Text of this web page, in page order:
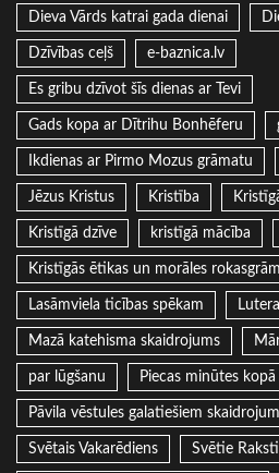
Dieva Vārds katrai gada dienai
Dzīvības ceļš e-baznica.lv
Es gribu dzīvot šīs dienas ar Tevi
Gads kopa ar Dītrihu Bonhēferu
Ikdienas ar Pirmo Mozus grāmatu
Jēzus Kristus Kristība
Kristīgā dzīve kristīgā mācība
Kristīgās ētikas un morāles
Lasāmviela ticības spēkam
Mazā katehisma skaidrojums
par lūgšanu Piecas minūtes
Pāvila vēstules galatiešiem
Svētais Vakarēdiens Svētie Raksti